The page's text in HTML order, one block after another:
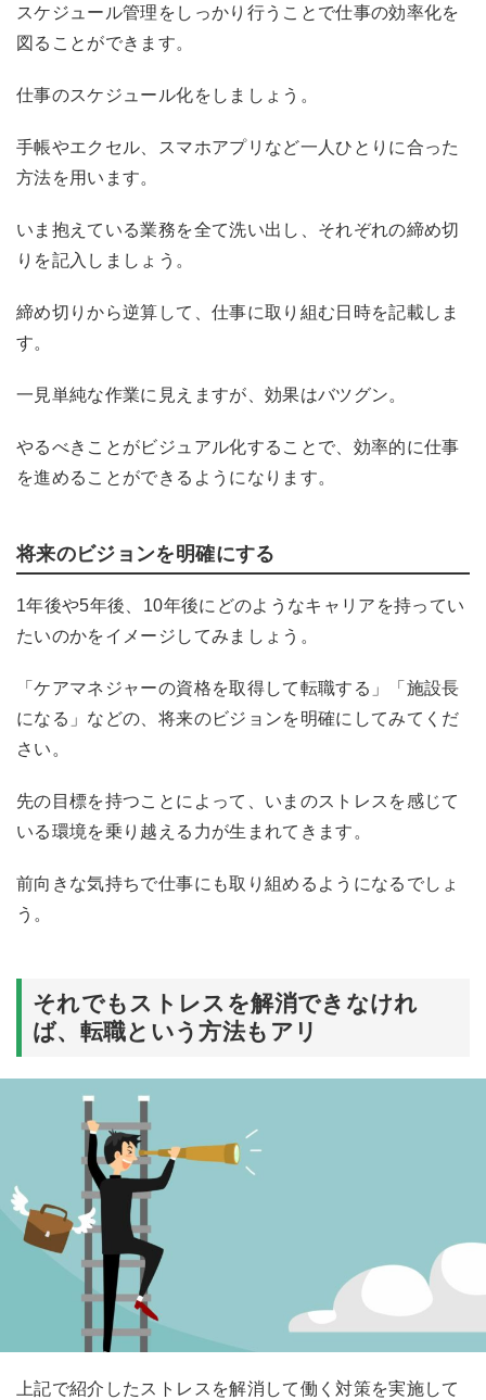
スケジュール管理をしっかり行うことで仕事の効率化を
図ることができます。
仕事のスケジュール化をしましょう。
手帳やエクセル、スマホアプリなど一人ひとりに合った
方法を用います。
いま抱えている業務を全て洗い出し、それぞれの締め切
りを記入しましょう。
締め切りから逆算して、仕事に取り組む日時を記載しま
す。
一見単純な作業に見えますが、効果はバツグン。
やるべきこと がビジュアル化することで、効率的に仕事
を進めることができるようになります。
将来のビジョンを明確にする
1年後や5年後、 10年後にどのようなキャリアを持ってい
たいのかをイメージしてみましょう。
「ケアマネジャーの資格を取得して転職する」「施設長
になる」などの
将来のビジョンを明確にしてみてくだ
さい。
先の目標を持つことによって、いまのストレスを感じて
いる環境を乗り越える力が生まれてきます。
前向きな気持ちで仕事にも取り組めるようになるでしょ
う。
それでもストレスを解消できなけれ
ば、転職という方法もアリ
上記で紹介したストレスを解消して働く対策を実施して